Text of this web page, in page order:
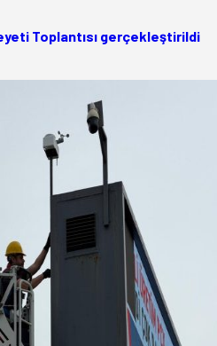
Toplantısı gerçekleştirildi